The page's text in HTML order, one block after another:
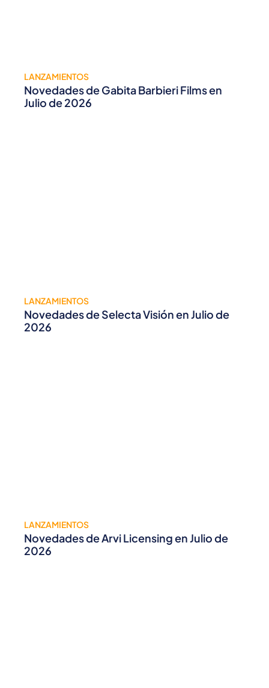
LANZAMIENTOS
Novedades de Gabita Barbieri Films en
Julio de 2026
LANZAMIENTOS
Novedades de Selecta Visión en Julio de
2026
LANZAMIENTOS
Novedades de Arvi Licensing en Julio de
2026